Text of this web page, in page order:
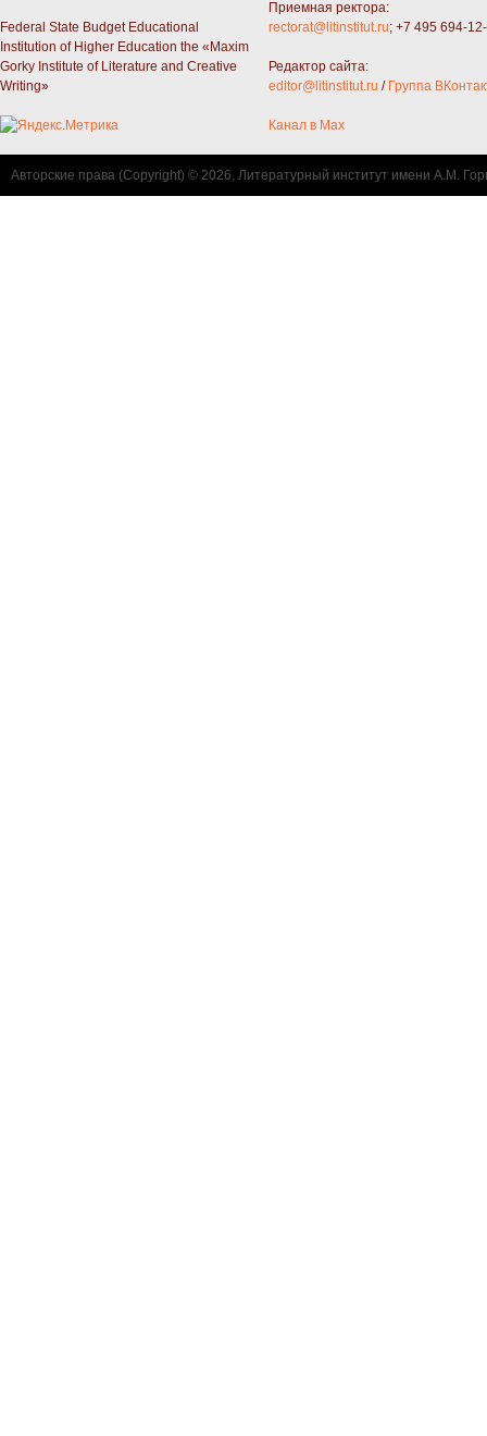
Federal State Budget Educational
Institution of Higher Education the «Maxim
Gorky Institute of Literature and Creative
Writing»
Приемная ректора:
rectorat@litinstitut.ru; +7 495 694-
Редактор сайта:
editor@litinstitut.ru / Группа
Канал в Max
Авторские права (Copyright) © 2026, Литературный институт имени А.М.